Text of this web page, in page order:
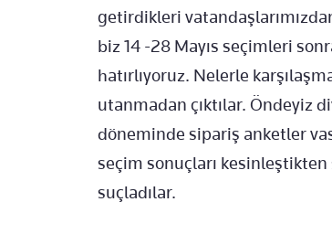
getirdikleri
biz 14 -28 Mayıs seçimleri
hatırlıyoruz. Nelerle
utanmadan çıktılar. Öndeyiz
döneminde sipariş anketler
seçim sonuçları kesinleştikten
suçladılar.